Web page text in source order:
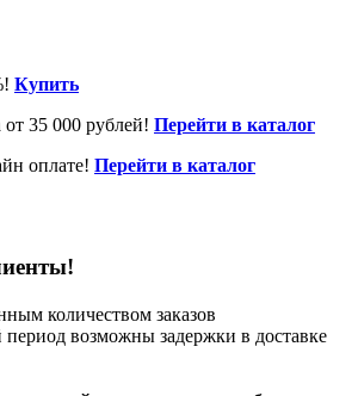
Купить
от 35 000 рублей! Перейти в каталог
оплате! Перейти в каталог
количеством заказов
возможны задержки в доставке